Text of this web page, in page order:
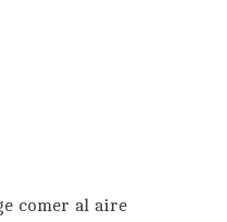
comer al aire